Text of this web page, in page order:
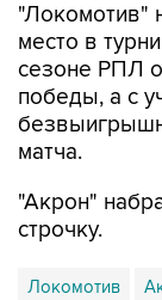
"Локомотив"
место в
сезоне РПЛ
победы, а с
матча.
"Акрон"
строчку.
Локомотив